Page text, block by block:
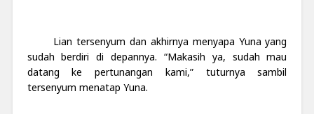
Lian tersenyum dan akhirnya menyapa Yuna yang
sudah berdiri di depannya. “Makasih ya, sudah mau
datang ke pertunangan kami,” tuturnya sambil
tersenyum menatap Yuna.